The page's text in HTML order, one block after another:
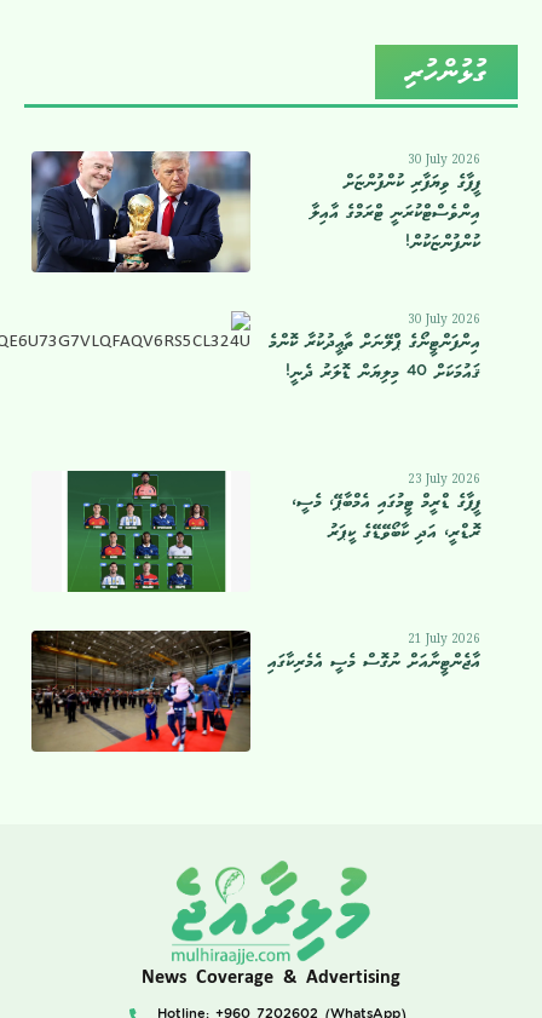
ގުޅުންހުރި
30 July 2026
ފީފާގެ ވިޔަފާރި ކުންފުންޏަށް
އިންވެސްޓްކުރަނީ ޓްރަމްގެ އާއިލާ
ކުންފުންޏަކުން!
30 July 2026
އިންފަންޓީނޯގެ ޕްލޭނަށް ތާޢީދުކުރާ ކޮންމެ
ޤައުމަކަށް 40 މިލިޔަން ޑޮލަރު ދެނީ!
23 July 2026
ފީފާގެ ޑްރީމް ޓީމުގައި އެމްބާޕޭ، މެސީ،
ރޮޑްރީ، އަދި ކާބޯވޭޑޭގެ ކީޕަރު
21 July 2026
އާޖެންޓީނާއަށް ނުގޮސް މެސީ އެމެރިކާގައި
News Coverage & Advertising